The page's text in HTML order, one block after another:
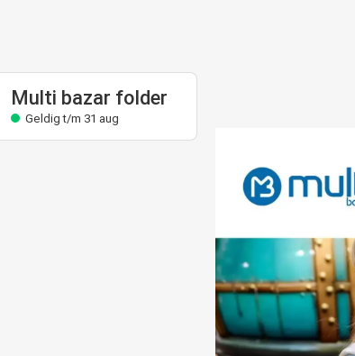
Multi bazar folder
Geldig t/m 31 aug